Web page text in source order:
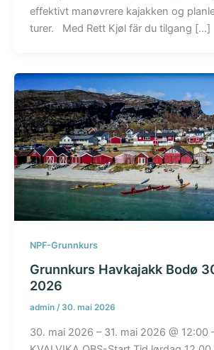
effektivt manøvrere kajakken og
turer. Med Rett Kjøl fär du tilgang […]
NPF-Grunnkurs
Grunnkurs Havkajakk Bodø
2026
admin / 30. mai 2026
30. mai 2026 – 31. mai 2026 @ 12:00